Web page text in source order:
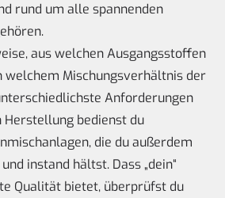
rund um alle spannenden
aus welchen Ausgangsstoffen
welchem Mischungsverhältnis der
Anforderungen
Herstellung bedienst du
die du außerdem
instand hältst. Dass „dein“
Qualität bietet, überprüfst du